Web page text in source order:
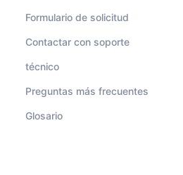
Formulario de solicitud
Contactar con soporte
técnico
Preguntas más frecuentes
Glosario